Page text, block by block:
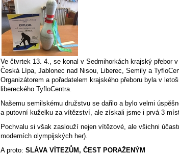
Ve čtvrtek 13. 4., se konal v Sedmihorkách krajský přebor
Česká Lípa, Jablonec nad Nisou, Liberec, Semily a
Organizátorem a pořadatelem krajského přeboru byla v
libereckého TyfloCentra.
Našemu semilskému družstvu se dařilo a bylo velmi
a putovní kuželku za vítězství, ale získali jsme i prvá 3
Pochvalu si však zaslouží nejen vítězové, ale všichni
moderních olympijských her).
A proto: SLÁVA VÍTEZŮM, ČEST PORAŽENÝM